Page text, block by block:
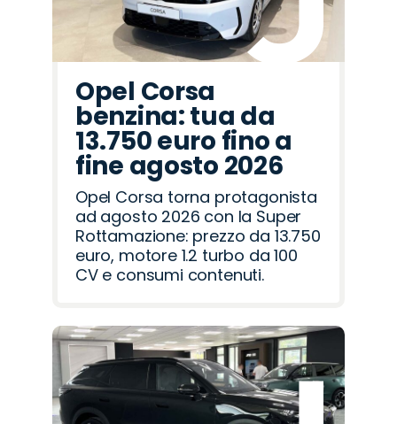
Opel Corsa
benzina: tua da
13.750 euro fino a
fine agosto 2026
Opel Corsa torna protagonista
ad agosto 2026 con la Super
Rottamazione: prezzo da 13.750
euro, motore 1.2 turbo da 100
CV e consumi contenuti.